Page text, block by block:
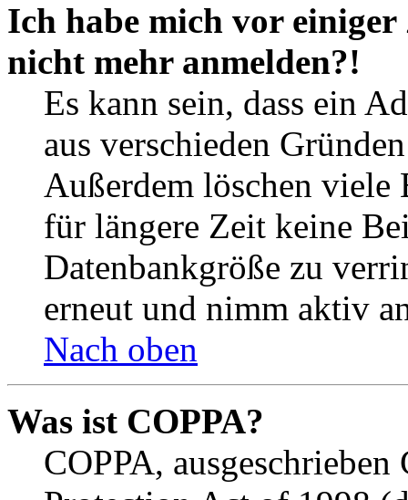
Ich habe mich vor
nicht mehr anmelden?!
Es kann sein, dass ein
aus verschieden
Außerdem löschen viele
für längere Zeit keine
Datenbankgröße zu
erneut und nimm aktiv
Nach oben
Was ist COPPA?
COPPA,